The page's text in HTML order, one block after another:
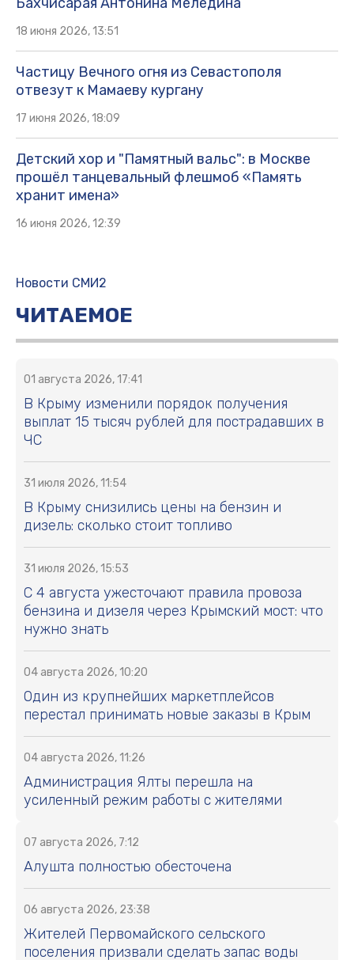
18 июня 2026, 13:51
Частицу Вечного огня из Севастополя
отвезут к Мамаеву кургану
17 июня 2026, 18:09
Детский хор и "Памятный вальс": в Москве
прошёл танцевальный флешмоб «Память
хранит имена»
16 июня 2026, 12:39
Новости СМИ2
ЧИТАЕМОЕ
01 августа 2026, 17:41
В Крыму изменили порядок получения
выплат 15 тысяч рублей для пострадавших в
ЧС
31 июля 2026, 11:54
В Крыму снизились цены на бензин и
дизель: сколько стоит топливо
31 июля 2026, 15:53
С 4 августа ужесточают правила провоза
бензина и дизеля через Крымский мост: что
нужно знать
04 августа 2026, 10:20
Один из крупнейших маркетплейсов
перестал принимать новые заказы в Крым
04 августа 2026, 11:26
Администрация Ялты перешла на
усиленный режим работы с жителями
07 августа 2026, 7:12
Алушта полностью обесточена
06 августа 2026, 23:38
Жителей Первомайского сельского
поселения призвали сделать запас воды